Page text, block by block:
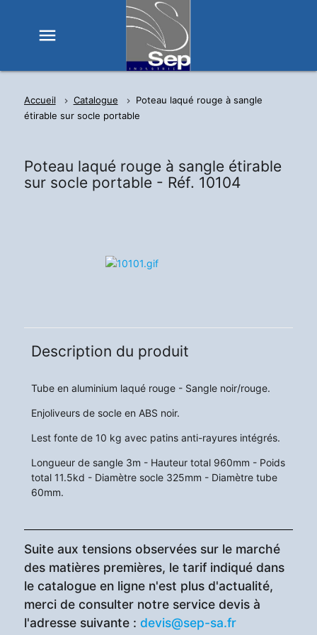
menu
Accueil Catalogue
Poteau laqué rouge à sangle
étirable sur socle portable
Poteau laqué rouge à sangle étirable
sur socle portable - Réf. 10104
Description du produit
Tube en aluminium laqué rouge - Sangle noir/rouge.
Enjoliveurs de socle en ABS noir.
Lest fonte de 10 kg avec patins anti-rayures intégrés.
Longueur de sangle 3m - Hauteur total 960mm - Poids
total 11.5kd - Diamètre socle 325mm - Diamètre tube
60mm.
Suite aux tensions observées sur le marché
des matières premières, le tarif indiqué dans
le catalogue en ligne n'est plus d'actualité,
merci de consulter notre service devis à
l'adresse suivante : devis@sep-sa.fr